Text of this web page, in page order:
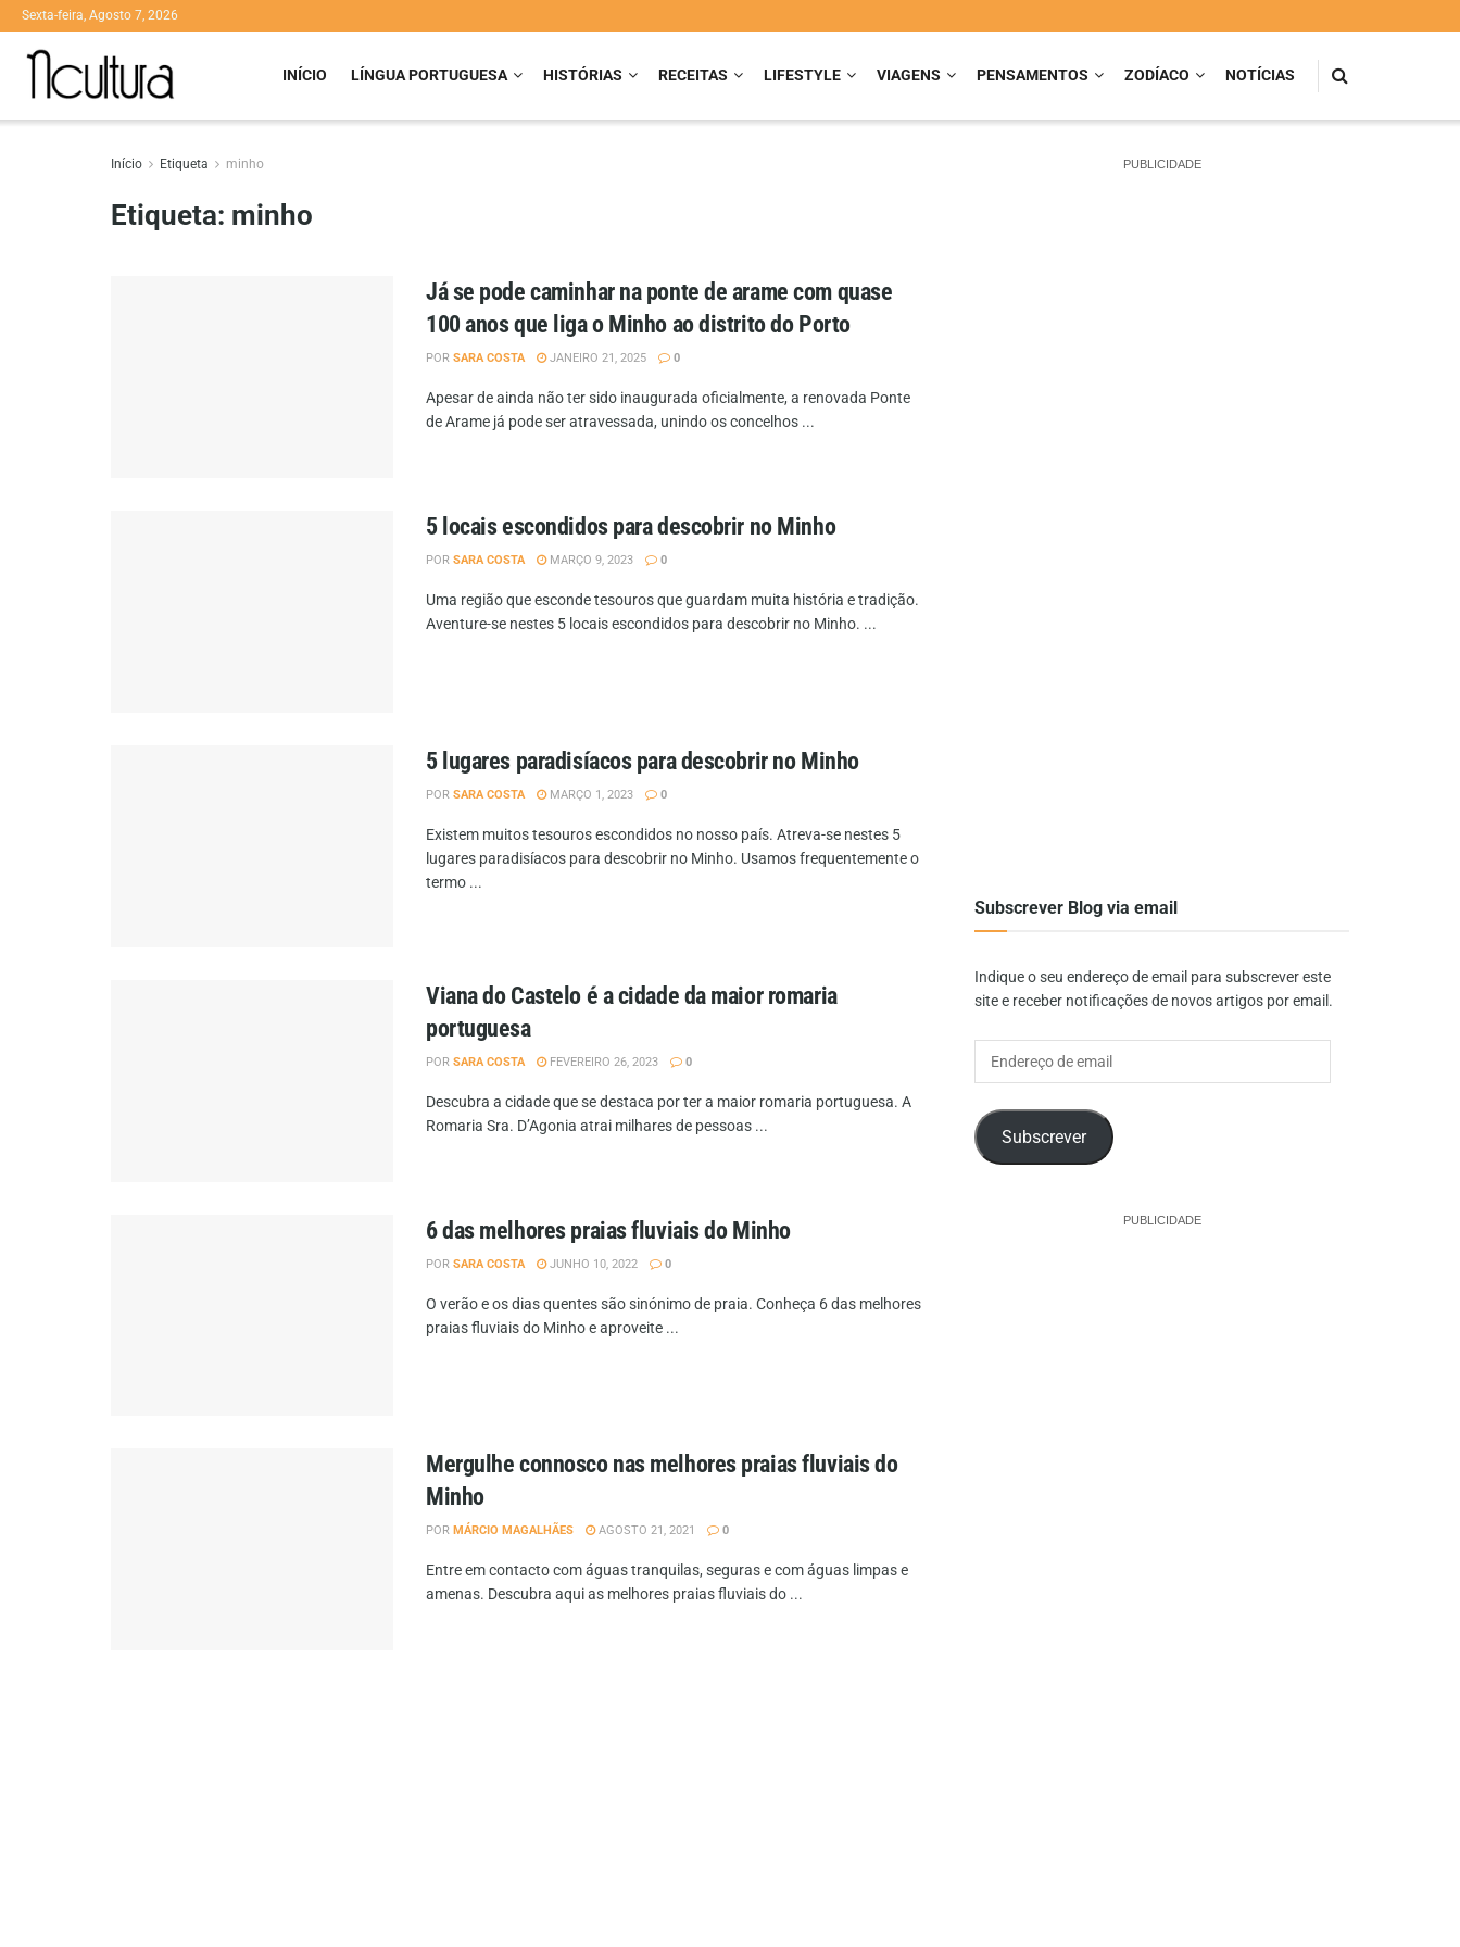
Sexta-feira, Agosto 7, 2026
INÍCIO LÍNGUA PORTUGUESA HISTÓRIAS RECEITAS LIFESTYLE VIAGENS PENSAMENTOS ZODÍACO NOTÍCIAS
Início Etiqueta minho
Etiqueta: minho
Já se pode caminhar na ponte de arame com quase
100 anos que liga o Minho ao distrito do Porto
POR SARA COSTA JANEIRO 21, 2025 0
Apesar de ainda não ter sido inaugurada oficialmente, a renovada Ponte
de Arame já pode ser atravessada, unindo os concelhos ...
5 locais escondidos para descobrir no Minho
POR SARA COSTA MARÇO 9, 2023 0
Uma região que esconde tesouros que guardam muita história e tradição.
Aventure-se nestes 5 locais escondidos para descobrir no Minho. ...
5 lugares paradisíacos para descobrir no Minho
POR SARA COSTA MARÇO 1, 2023 0
Existem muitos tesouros escondidos no nosso país. Atreva-se nestes 5
lugares paradisíacos para descobrir no Minho. Usamos frequentemente o
termo ...
Viana do Castelo é a cidade da maior romaria
portuguesa
POR SARA COSTA FEVEREIRO 26, 2023 0
Descubra a cidade que se destaca por ter a maior romaria portuguesa. A
Romaria Sra. D’Agonia atrai milhares de pessoas ...
6 das melhores praias fluviais do Minho
POR SARA COSTA JUNHO 10, 2022 0
O verão e os dias quentes são sinónimo de praia. Conheça 6 das melhores
praias fluviais do Minho e aproveite ...
Mergulhe connosco nas melhores praias fluviais do
Minho
POR MÁRCIO MAGALHÃES AGOSTO 21, 2021 0
Entre em contacto com águas tranquilas, seguras e com águas limpas e
amenas. Descubra aqui as melhores praias fluviais do ...
PUBLICIDADE
Subscrever Blog via email
Indique o seu endereço de email para subscrever este
site e receber notificações de novos artigos por email.
Subscrever
PUBLICIDADE